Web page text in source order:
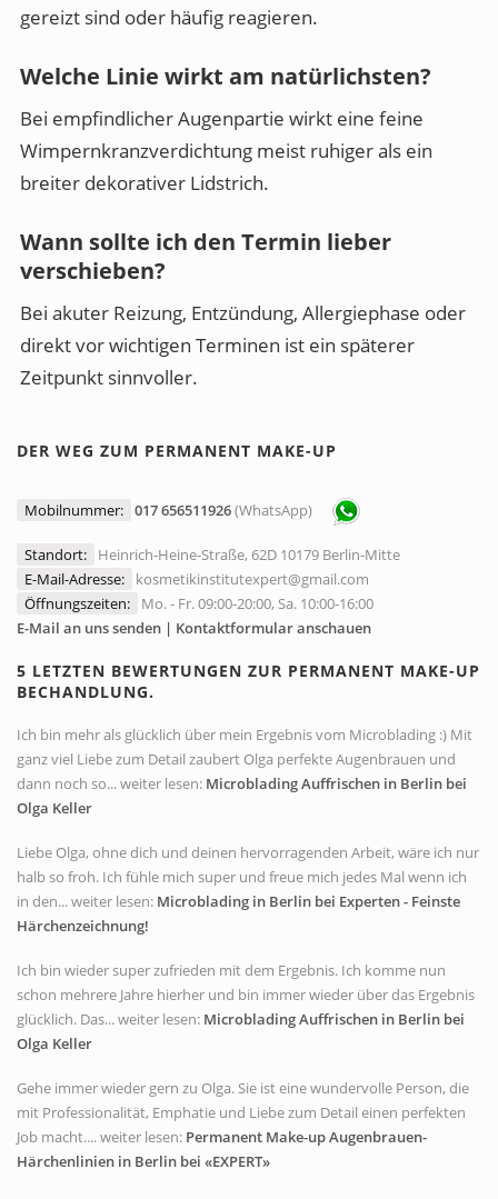
gereizt sind oder häufig reagieren.
Welche Linie wirkt am natürlichsten?
Bei empfindlicher Augenpartie wirkt eine feine
Wimpernkranzverdichtung meist ruhiger als ein
breiter dekorativer Lidstrich.
Wann sollte ich den Termin lieber
verschieben?
Bei akuter Reizung, Entzündung, Allergiephase oder
direkt vor wichtigen Terminen ist ein späterer
Zeitpunkt sinnvoller.
DER WEG ZUM PERMANENT MAKE-UP
Mobilnummer: 017 656511926(WhatsApp)
Standort:
Heinrich-Heine-Straße, 62D 10179 Berlin-Mitte
E-Mail-Adresse:
kosmetikinstitutexpert@gmail.com
Öffnungszeiten:
Mo. - Fr. 09:00-20:00, Sa. 10:00-16:00
E-Mail an uns senden | Kontaktformular anschauen
5 LETZTEN BEWERTUNGEN ZUR PERMANENT MAKE-UP
BECHANDLUNG.
Ich bin mehr als glücklich über mein Ergebnis vom Microblading :) Mit
ganz viel Liebe zum Detail zaubert Olga perfekte Augenbrauen und
dann noch so... weiter lesen: Microblading Auffrischen in Berlin bei
Olga Keller
Liebe Olga, ohne dich und deinen hervorragenden Arbeit, wäre ich nur
halb so froh. Ich fühle mich super und freue mich jedes Mal wenn ich
in den... weiter lesen: Microblading in Berlin bei Experten - Feinste
Härchenzeichnung!
Ich bin wieder super zufrieden mit dem Ergebnis. Ich komme nun
schon mehrere Jahre hierher und bin immer wieder über das Ergebnis
glücklich. Das... weiter lesen: Microblading Auffrischen in Berlin bei
Olga Keller
Gehe immer wieder gern zu Olga. Sie ist eine wundervolle Person, die
mit Professionalität, Emphatie und Liebe zum Detail einen perfekten
Job macht.... weiter lesen: Permanent Make-up Augenbrauen-
Härchenlinien in Berlin bei «EXPERT»